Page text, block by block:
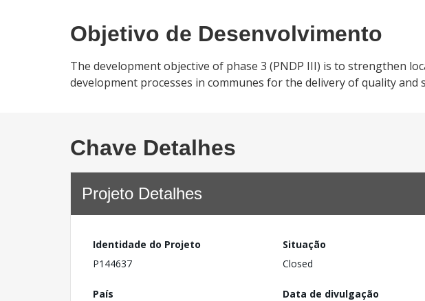
Objetivo de Desenvolvimento
The development objective of phase 3 (PNDP III) is to strengthen
development processes in communes for the delivery of quality
Chave Detalhes
Projeto Detalhes
Identidade do Projeto
P144637
Situação
Closed
País
Data de divulgação